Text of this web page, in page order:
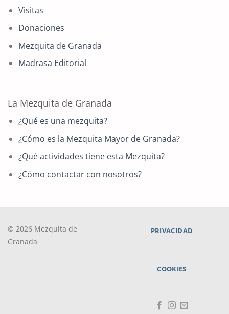
Visitas
Donaciones
Mezquita de Granada
Madrasa Editorial
La Mezquita de Granada
¿Qué es una mezquita?
¿Cómo es la Mezquita Mayor de Granada?
¿Qué actividades tiene esta Mezquita?
¿Cómo contactar con nosotros?
© 2026 Mezquita de
Granada
PRIVACIDAD
COOKIES